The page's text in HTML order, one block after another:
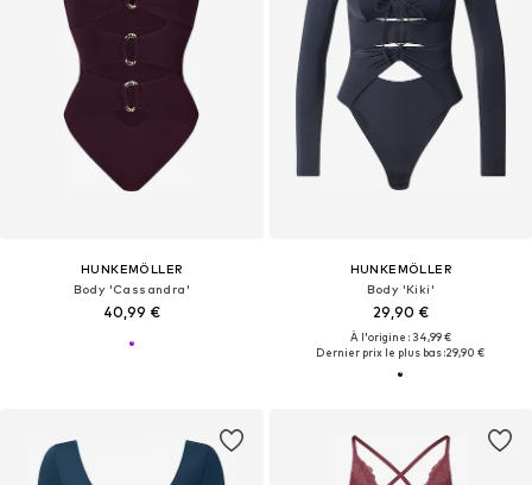
HUNKEMÖLLER
Body 'Cassandra'
40,99 €
HUNKEMÖLLER
Body 'Kiki'
29,90 €
À l'origine : 34,99 €
Dernier prix le plus bas :29,90 €